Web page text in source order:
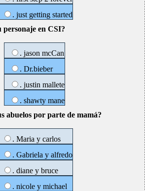
. just getting started
personaje en CSI?
. jason mcCan
. Dr.bieber
. justin mallete
. shawty mane
abuelos por parte de mamá?
. Maria y carlos
. Gabriela y alfredo
. diane y bruce
. nicole y michael